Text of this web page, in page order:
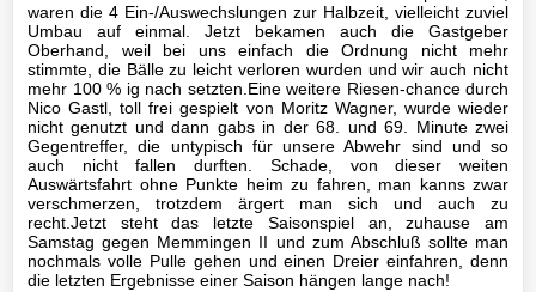
III-
Mannschaft
Seniorenfußball
Jugendfußball
Tennis
Volleyball
waren die 4 Ein-/Auswechslungen zur Halbzeit, vielleicht zuviel
Umbau auf einmal. Jetzt bekamen auch die Gastgeber
Oberhand, weil bei uns einfach die Ordnung nicht mehr
stimmte, die Bälle zu leicht verloren wurden und wir auch nicht
mehr 100 % ig nach setzten.Eine weitere Riesen-chance durch
Nico Gastl, toll frei gespielt von Moritz Wagner, wurde wieder
nicht genutzt und dann gabs in der 68. und 69. Minute zwei
Gegentreffer, die untypisch für unsere Abwehr sind und so
auch nicht fallen durften. Schade, von dieser weiten
Auswärtsfahrt ohne Punkte heim zu fahren, man kanns zwar
verschmerzen, trotzdem ärgert man sich und auch zu
recht.Jetzt steht das letzte Saisonspiel an, zuhause am
Samstag gegen Memmingen II und zum Abschluß sollte man
nochmals volle Pulle gehen und einen Dreier einfahren, denn
die letzten Ergebnisse einer Saison hängen lange nach!